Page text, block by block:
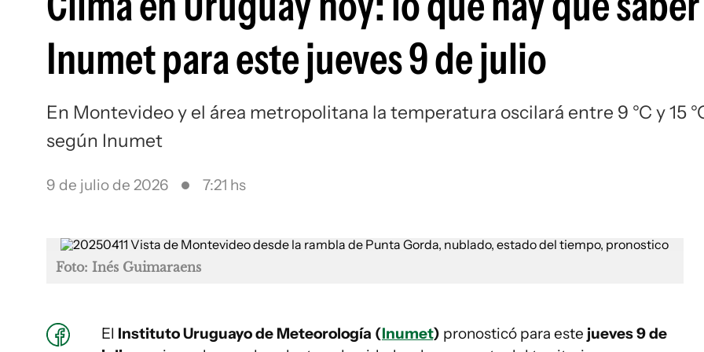
Inumet para este jueves 9 de julio
En Montevideo y el área metropolitana la temperatura oscilará entre 9 °C y 15
según Inumet
9 de julio de 2026 7:21 hs
Foto: Inés Guimaraens
El Instituto Uruguayo de Meteorología (Inumet) pronosticó para este jueves 9 de